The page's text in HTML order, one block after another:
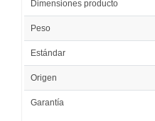
Dimensiones producto
Peso
Estándar
Origen
Garantía